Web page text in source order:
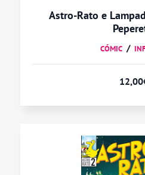
Astro-Rato e
CÓMIC
12,00